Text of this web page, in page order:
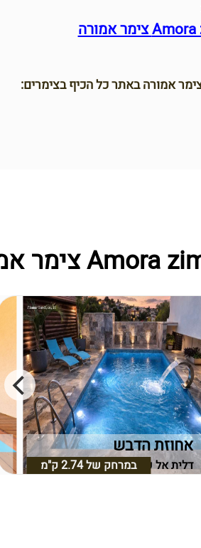
אחוזת הדבש
דלית אל כרמל, חיפה וחוף הכרמל
במרחק של2.74 ק"מ